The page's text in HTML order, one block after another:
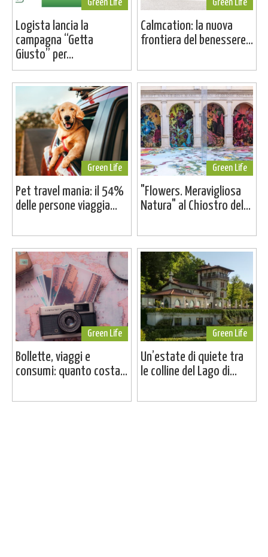
Green Life
Logista lancia la
campagna “Getta
Giusto” per...
Green Life
Calmcation: la nuova
frontiera del benessere...
Green Life
Pet travel mania: il 54%
delle persone viaggia...
Green Life
"Flowers. Meravigliosa
Natura" al Chiostro del...
Green Life
Bollette, viaggi e
consumi: quanto costa...
Green Life
Un’estate di quiete tra
le colline del Lago di...